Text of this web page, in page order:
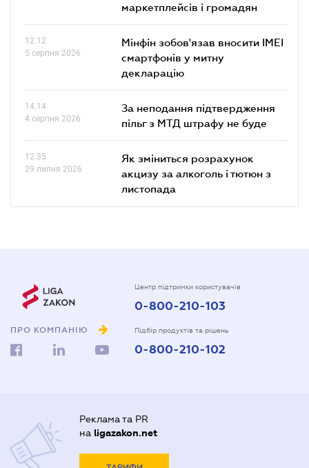
маркетплейсів і громадян
12.12
5 серпня 2026
Мінфін зобов'язав вносити IMEI
смартфонів у митну
декларацію
14.14
4 серпня 2026
За неподання підтвердження
пільг з МТД штрафу не буде
12.35
29 липня 2026
Як зміниться розрахунок
акцизу за алкоголь і тютюн з
листопада
ПРО КОМПАНІЮ
Центр підтримки користувачів
0-800-210-103
Підбір продуктів та рішень
0-800-210-102
Реклама та PR
на ligazakon.net